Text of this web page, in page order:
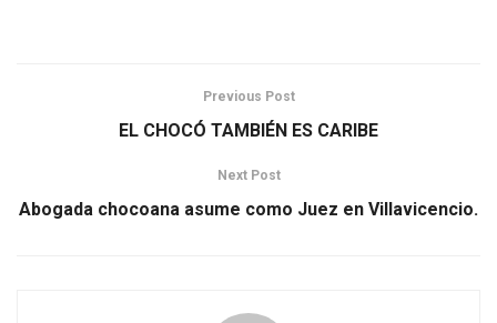
Previous Post
EL CHOCÓ TAMBIÉN ES CARIBE
Next Post
Abogada chocoana asume como Juez en Villavicencio.